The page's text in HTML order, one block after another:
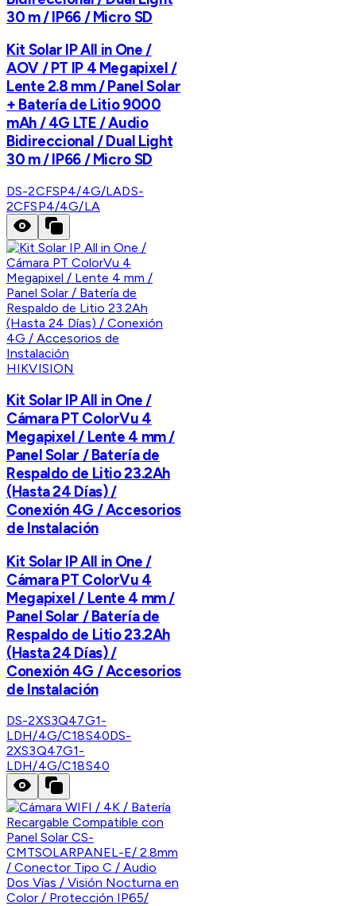
30 m / IP66 / Micro SD
Kit Solar IP All in One /
AOV / PT IP 4 Megapixel /
Lente 2.8 mm / Panel Solar
+ Batería de Litio 9000
mAh / 4G LTE / Audio
Bidireccional / Dual Light
30 m / IP66 / Micro SD
DS-2CFSP4/4G/LADS-
2CFSP4/4G/LA
HIKVISION
Kit Solar IP All in One /
Cámara PT ColorVu 4
Megapixel / Lente 4 mm /
Panel Solar / Batería de
Respaldo de Litio 23.2Ah
(Hasta 24 Días) /
Conexión 4G / Accesorios
de Instalación
Kit Solar IP All in One /
Cámara PT ColorVu 4
Megapixel / Lente 4 mm /
Panel Solar / Batería de
Respaldo de Litio 23.2Ah
(Hasta 24 Días) /
Conexión 4G / Accesorios
de Instalación
DS-2XS3Q47G1-
LDH/4G/C18S40DS-
2XS3Q47G1-
LDH/4G/C18S40